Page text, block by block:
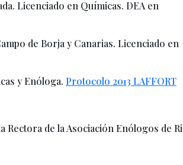
Licenciado en Químicas. DEA en
de Borja y Canarias. Licenciado en
y Enóloga. Protocolo 2013 LAFFORT
Rectora de la Asociación Enólogos de